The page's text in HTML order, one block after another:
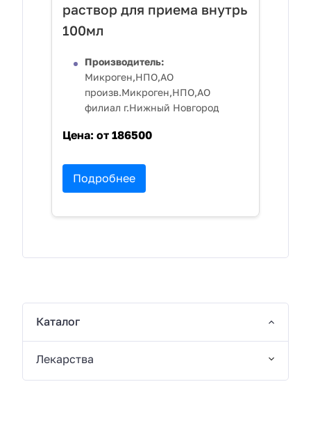
раствор для приема внутрь
100мл
Производитель:
Микроген,НПО,АО
произв.Микроген,НПО,АО
филиал г.Нижный Новгород
Цена: от 186500
Подробнее
Каталог
Лекарства